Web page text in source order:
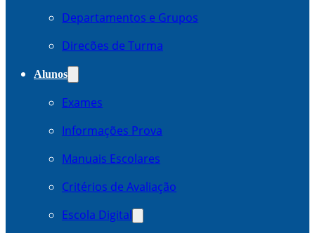
Departamentos e Grupos
Direcões de Turma
Alunos
Exames
Informações Prova
Manuais Escolares
Critérios de Avaliação
Escola Digital